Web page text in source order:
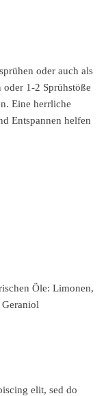
oder auch als
1-2 Sprühstöße
Eine herrliche
Entspannen helfen
Öle: Limonen,
elit, sed do